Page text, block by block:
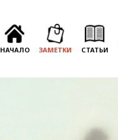
НАЧАЛО ЗАМЕТКИ СТАТЬИ